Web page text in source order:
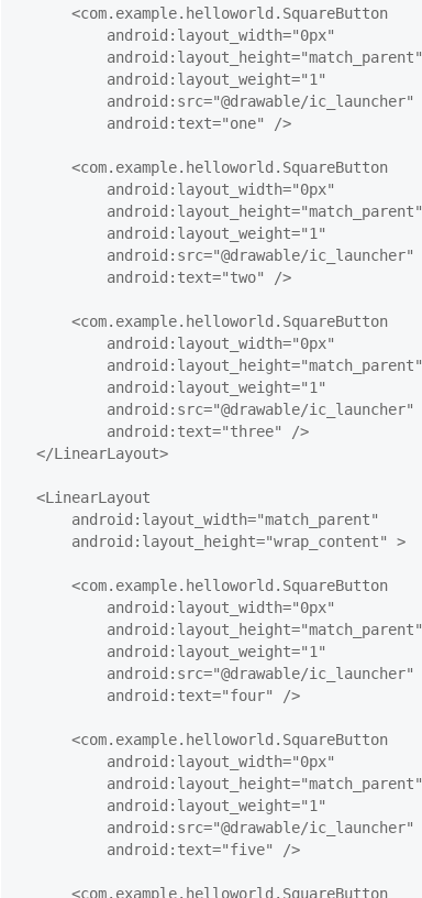
        <com.example.helloworld.SquareButton
            android:layout_width="0px"
            android:layout_height="match_parent"
            android:layout_weight="1"
            android:src="@drawable/ic_launcher"
            android:text="one" />
        <com.example.helloworld.SquareButton
            android:layout_width="0px"
            android:layout_height="match_parent"
            android:layout_weight="1"
            android:src="@drawable/ic_launcher"
            android:text="two" />
        <com.example.helloworld.SquareButton
            android:layout_width="0px"
            android:layout_height="match_parent"
            android:layout_weight="1"
            android:src="@drawable/ic_launcher"
            android:text="three" />
    </LinearLayout>
    <LinearLayout
        android:layout_width="match_parent"
        android:layout_height="wrap_content" >
        <com.example.helloworld.SquareButton
            android:layout_width="0px"
            android:layout_height="match_parent"
            android:layout_weight="1"
            android:src="@drawable/ic_launcher"
            android:text="four" />
        <com.example.helloworld.SquareButton
            android:layout_width="0px"
            android:layout_height="match_parent"
            android:layout_weight="1"
            android:src="@drawable/ic_launcher"
            android:text="five" />
        <com.example.helloworld.SquareButton